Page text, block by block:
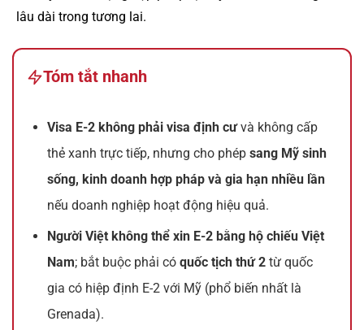
lâu dài trong tương lai.
Tóm tắt nhanh
Visa E-2 không phải visa định cưvà không cấp
thẻ xanh trực tiếp, nhưng cho phépsang Mỹ sinh
sống, kinh doanh hợp pháp và gia hạn nhiều lần
nếu doanh nghiệp hoạt động hiệu quả.
Người Việt không thể xin E-2 bằng hộ chiếu Việt
Nam; bắt buộc phải cóquốc tịch thứ 2 từ quốc
gia có hiệp định E-2 với Mỹ (phổ biến nhất là
Grenada).